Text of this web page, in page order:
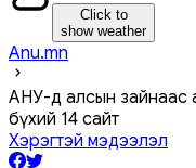
Click to
show weather
Anu.mn
АНУ-д алсын зайнаас
бүхий 14 сайт
Хэрэгтэй мэдээлэл